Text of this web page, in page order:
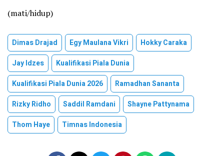
(mati/hidup)
Dimas Drajad Egy Maulana Vikri
Hokky Caraka
Jay Idzes
Kualifikasi Piala Dunia
Kualifikasi Piala Dunia 2026
Ramadhan Sananta
Rizky Ridho
Saddil Ramdani
Shayne Pattynama
Thom Haye
Timnas Indonesia